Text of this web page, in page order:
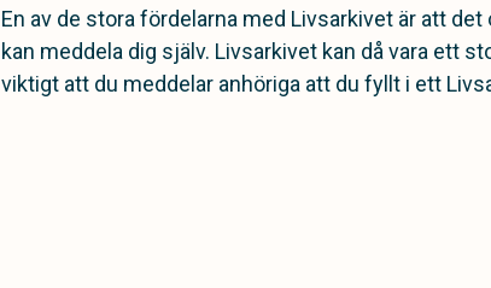
En av de stora fördelarna med Livsarkivet är att
kan meddela dig själv. Livsarkivet kan då vara ett
viktigt att du meddelar anhöriga att du fyllt i ett